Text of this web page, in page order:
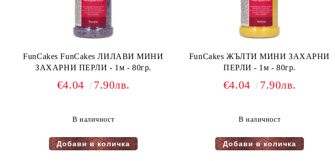
FunCakes FunCakes ЛИЛАВИ МИНИ
ЗАХАРНИ ПЕРЛИ - 1м - 80гр.
€4.04 7.90лв.
В наличност
FunCakes ЖЪЛТИ МИНИ ЗАХАРНИ
ПЕРЛИ - 1м - 80гр.
€4.04 7.90лв.
В наличност